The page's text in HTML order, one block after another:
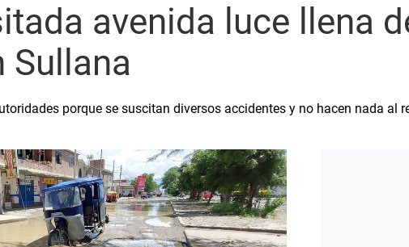
avenida luce llena
Sullana
porque se suscitan diversos accidentes y no hacen nada al